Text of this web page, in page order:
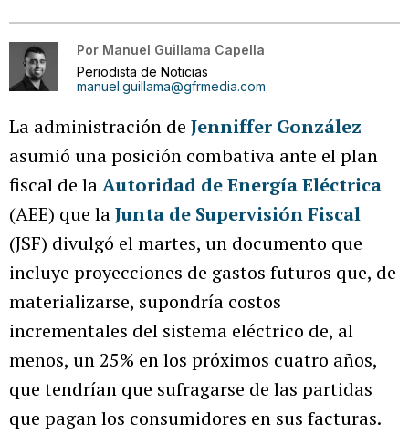
Por Manuel Guillama Capella
Periodista de Noticias
manuel.guillama@gfrmedia.com
La administración de Jenniffer González
asumió una posición combativa ante el plan
fiscal de laAutoridad de Energía Eléctrica
(AEE) que laJunta de Supervisión Fiscal
(JSF) divulgó el martes, un documento que
incluye proyecciones de gastos futuros que, de
materializarse, supondría costos
incrementales del sistema eléctrico de, al
menos, un 25% en los próximos cuatro años,
que tendrían que sufragarse de las partidas
que pagan los consumidores en sus facturas.